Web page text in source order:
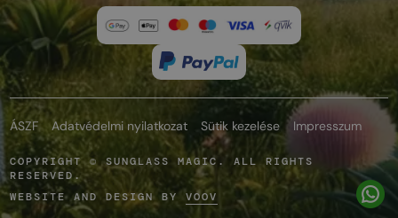
ÁSZF Adatvédelmi nyilatkozat Sütik kezelése Impresszum
COPYRIGHT © SUNGLASS MAGIC. ALL RIGHTS
RESERVED.
WEBSITE AND DESIGN BY VOOV